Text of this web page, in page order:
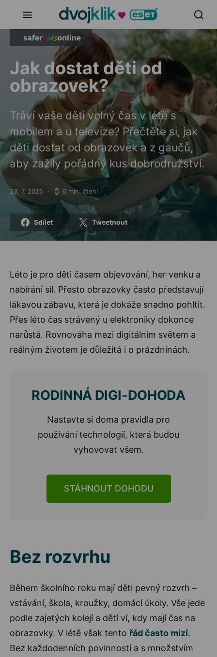
Jak dostat děti od
obrazovek?
Tráví vaše děti volný čas v létě s
mobilem a u televize? Přečtěte si, jak
děti dostat od obrazovek a z gaučů,
aby zažily pořádný kus dobrodružství.
Posted on
23. 7. 2025 6 min. čtení
Sdílet Tweetnout
Léto je pro děti časem objevování, her venku a
nabírání sil. Přesto obrazovky často představují
lákavou zábavu, která je dokáže snadno pohltit.
Přes léto čas strávený u elektroniky dokonce
narůstá. Rovnováha mezi digitálním světem a
reálným životem je důležitá i o prázdninách.
RODINNÁ DIGI-DOHODA
Nastavte si doma pravidla pro
používání technologií, která budou
vyhovovat všem.
STÁHNOUT DOHODU
Bez rozvrhu
Během školního roku mají děti pevný rozvrh –
vstávání, škola, kroužky, domácí úkoly. Vše jede
podle zajetých kolejí a dětí ví, kdy mají čas na
obrazovky. V létě však tento řád často mizí.
Bez každodenních povinností a s množstvím